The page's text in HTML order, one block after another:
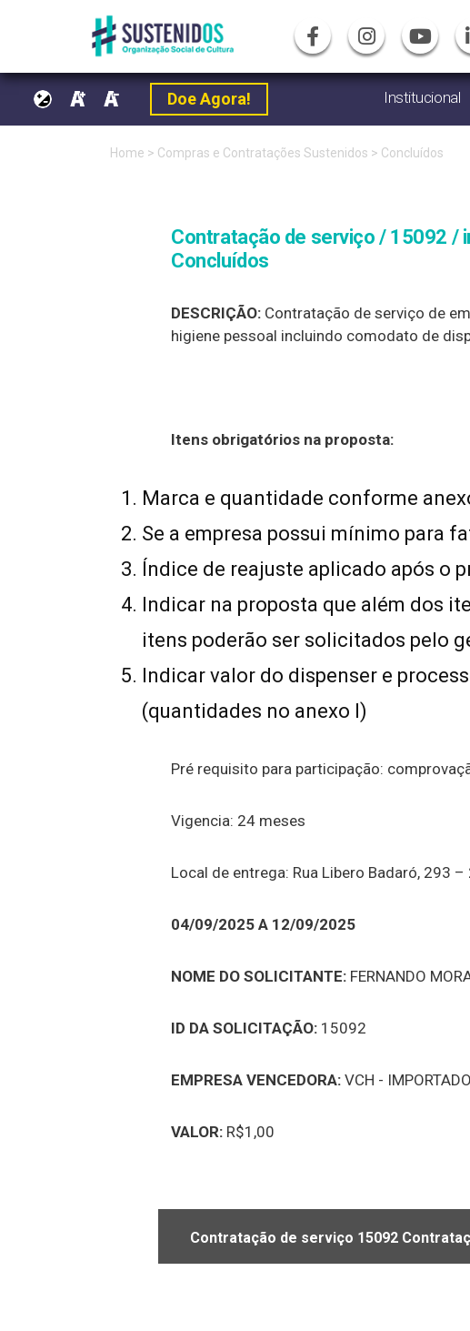
Institucional
Doe Agora!
Home > Compras e Contratações Sustenidos > Concluídos
Contratação de serviço / 15092 /
Concluídos
DESCRIÇÃO: Contratação de serviço de
higiene pessoal incluindo comodato de
Itens obrigatórios na proposta:
Marca e quantidade conforme
Se a empresa possui mínimo para
Índice de reajuste aplicado após o
Indicar na proposta que além dos
itens poderão ser solicitados pelo
Indicar valor do dispenser e
(quantidades no anexo I)
Pré requisito para participação:
Vigencia: 24 meses
Local de entrega: Rua Libero Badaró, 293
04/09/2025 A 12/09/2025
NOME DO SOLICITANTE: FERNANDO
ID DA SOLICITAÇÃO: 15092
EMPRESA VENCEDORA:VCH -
VALOR: R$1,00
Contratação de serviço 15092